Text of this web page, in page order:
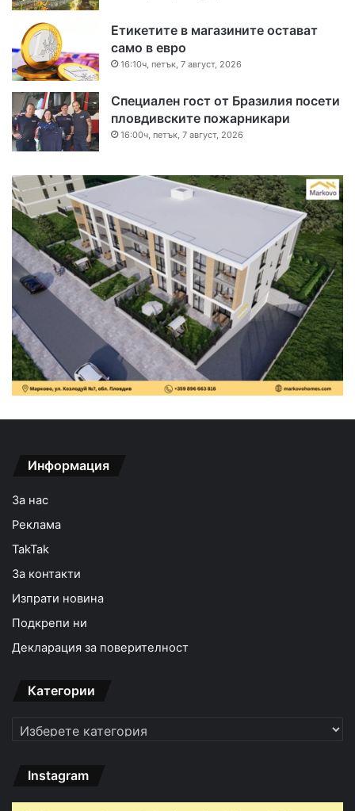
Етикетите в магазините остават
само в евро
16:10ч, петък, 7 август, 2026
Специален гост от Бразилия посети
пловдивските пожарникари
16:00ч, петък, 7 август, 2026
Информация
За нас
Реклама
TakTak
За контакти
Изпрати новина
Подкрепи ни
Декларация за поверителност
Категории
Категории
Instagram